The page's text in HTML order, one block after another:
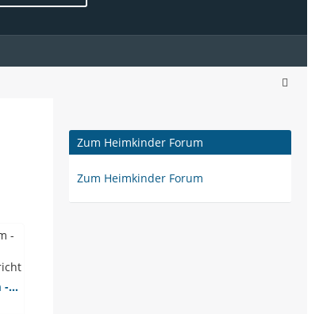
"Sozial" - Ministerium - Service und Bundesverwaltungsgericht
Zum Heimkinder Forum
Zum Heimkinder Forum